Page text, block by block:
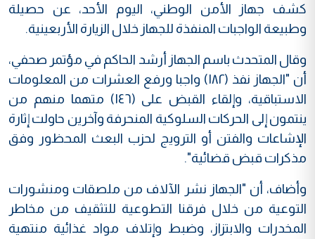
كشف جهاز الأمن الوطني، اليوم الأحد، عن حصيلة
وطبيعة الواجبات المنفذة للجهاز خلال الزيارة الأربعينية.
وقال المتحدث باسم الجهاز أرشد الحاكم في مؤتمر صحفي،
أن "الجهاز نفذ
(١٨٢) واجبا ورفع العشرات من المعلومات
الاستباقية، و
إلقاء القبض على (١٤٦) متهما منهم من
ينتمون إلى الحركات السلوكية المنحرفة وآخرين حاولت إثارة
الإشاعات والفتن أو الترويج لحزب البعث المحظور وفق
مذكرات قبض قضائية".
وأضاف، أن "الجهاز نشر الآلاف من ملصقات ومنشورات
التوعية من خلال فرقنا التطوعية للتثقيف من مخاطر
المخدرات والابتزاز، وضبط وإتلاف مواد غذائية منتهية